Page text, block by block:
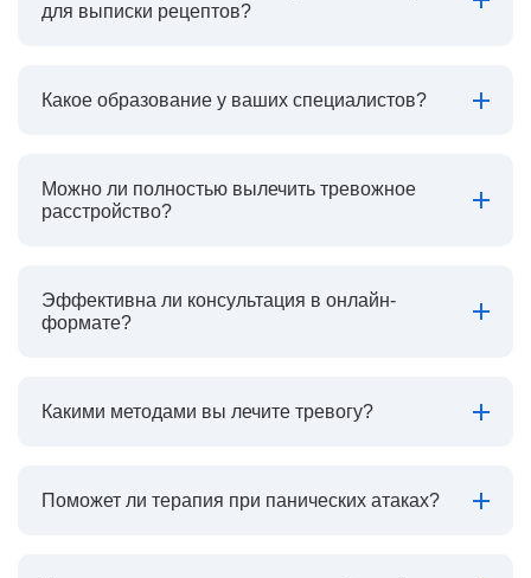
для выписки рецептов?
Какое образование у ваших специалистов?
Можно ли полностью вылечить тревожное
расстройство?
Эффективна ли консультация в онлайн-
формате?
Какими методами вы лечите тревогу?
Поможет ли терапия при панических атаках?